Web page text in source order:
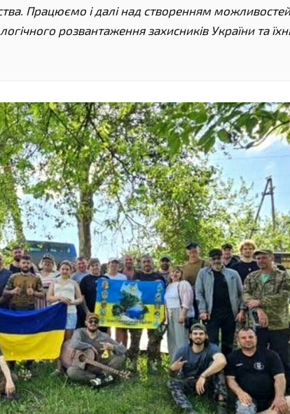
Працюємо і далі над створенням можливостей
розвантаження захисників України та